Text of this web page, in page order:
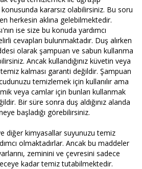
kararsız olabilirsiniz. Bu soru
herkesin aklına gelebilmektedir.
ise size bu konuda yardımcı
cevapları bulunmaktadır. Duş alırken
olarak şampuan ve sabun kullanma
Ancak kullandığınız küvetin veya
temiz kalması garanti değildir. Şampuan
temizlemek için kullanılır ama
veya camlar için bunları kullanmak
Bir süre sonra duş aldığınız alanda
başladığı görebilirsiniz.
diğer kimyasallar suyunuzu temiz
olmaktadırlar. Ancak bu maddeler
zeminini ve çevresini sadece
kadar temiz tutabilmektedir.